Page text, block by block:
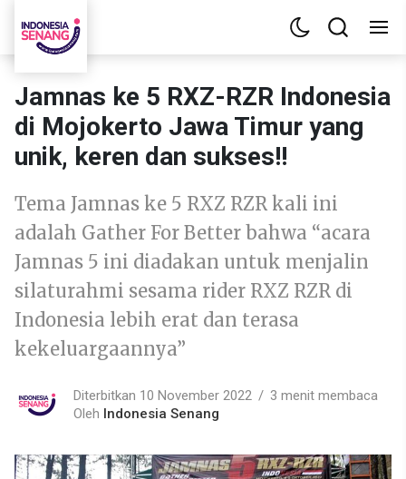
Jamnas ke 5 RXZ-RZR Indonesia
di Mojokerto Jawa Timur yang
unik, keren dan sukses!!
Tema Jamnas ke 5 RXZ RZR kali ini
adalah Gather For Better bahwa “acara
Jamnas 5 ini diadakan untuk menjalin
silaturahmi sesama rider RXZ RZR di
Indonesia lebih erat dan terasa
kekeluargaannya”
Diterbitkan 10 November 2022
3 menit membaca
Oleh Indonesia Senang